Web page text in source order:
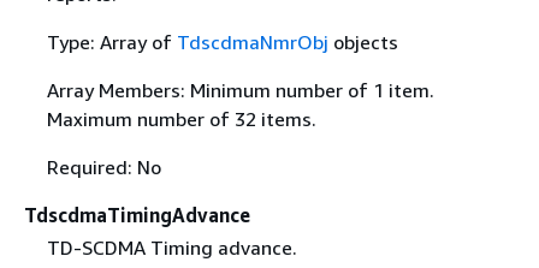
Type: Array of TdscdmaNmrObj objects
Array Members: Minimum number of 1 item.
Maximum number of 32 items.
Required: No
TdscdmaTimingAdvance
TD-SCDMA Timing advance.